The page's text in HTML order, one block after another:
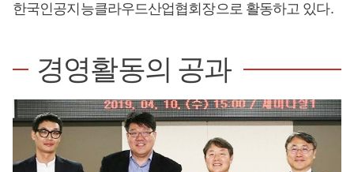
한국인공지능클라우드산업협회장으로 활동하고 있다.
경영활동의 공과